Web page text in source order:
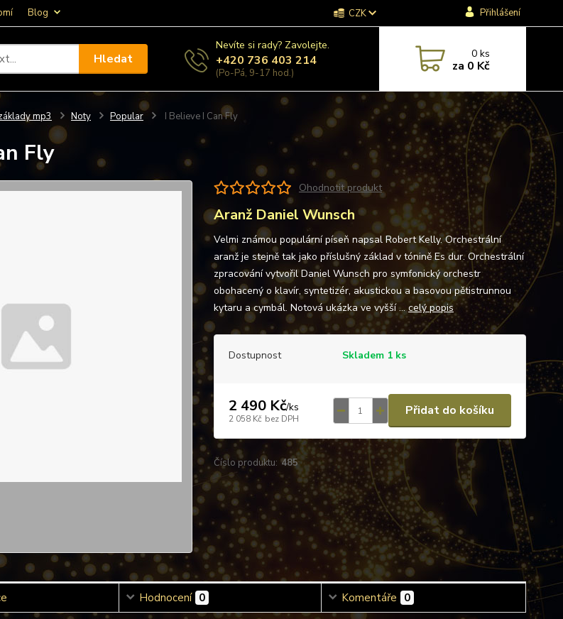
Blog CZK Přihlášení
Hledat
Nevíte si rady? Zavolejte.
+420 736 403 214
(Po-Pá, 9-17 hod.)
0ks
za 0 Kč
mp3 Noty Popular I Believe I Can Fly
Fly
Ohodnotit produkt
Aranž Daniel Wunsch
Velmi známou populární píseň napsal Robert Kelly. Orchestrální
aranž je stejně tak jako příslušný základ v tónině Es dur. Orchestrální
zpracování vytvořil Daniel Wunsch pro symfonický orchestr
obohacený o klavír, syntetizér, akustickou a basovou pětistrunnou
kytaru a cymbál. Notová ukázka ve vyšší ...celý popis
Dostupnost Skladem 1 ks
2 490 Kč/ks
2 058 Kč bez DPH
Přidat do košíku
Číslo produktu: 485
Hodnocení 0 Komentáře 0